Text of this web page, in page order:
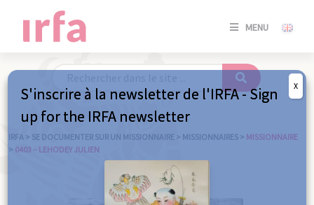
MENU
SE
/
IRFA > SE DOCUMENTER SUR UN MISSIONNAIRE > MISSIONNAIRES > MISSIONNAIRE
> 0403 – LEHODEY JULIEN
S'inscrire à la newsletter de l'IRFA - Sign
up for the IRFA newsletter
X